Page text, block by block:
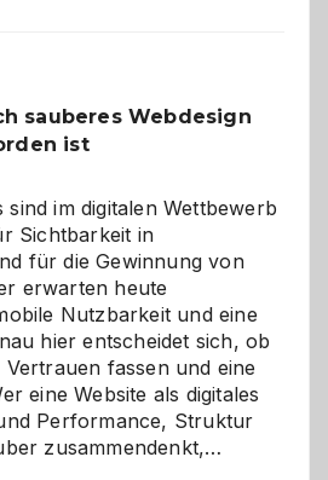
sauberes Webdesign
ist
sind im digitalen Wettbewerb
Sichtbarkeit in
für die Gewinnung von
erwarten heute
Nutzbarkeit und eine
hier entscheidet sich, ob
fassen und eine
eine Website als digitales
Performance, Struktur
zusammendenkt,…